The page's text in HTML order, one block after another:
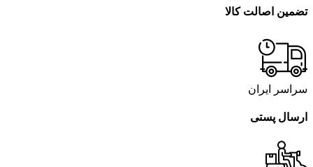
تضمین اصالت کالا
سراسر ایران
ارسال پستی